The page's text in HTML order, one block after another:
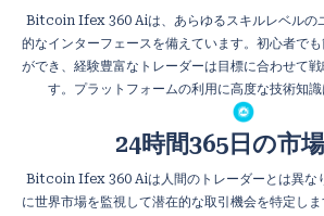
Bitcoin Ifex 360 Aiは、あらゆるスキルレベルの
的なインターフェースを備えています。初心者で
ができ、経験豊富なトレーダーは目標に合わせて
す。プラットフォームの利用に高度な技術知識
24時間365日の市
Bitcoin Ifex 360 Aiは人間のトレーダーとは異な
に世界市場を監視して潜在的な取引機会を特定し